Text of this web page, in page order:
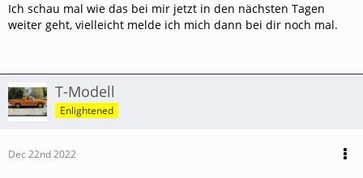
Ich schau mal wie das bei mir jetzt in den nächsten Tagen
weiter geht, vielleicht melde ich mich dann bei dir noch mal.
T-Modell
Enlightened
Dec 22nd 2022